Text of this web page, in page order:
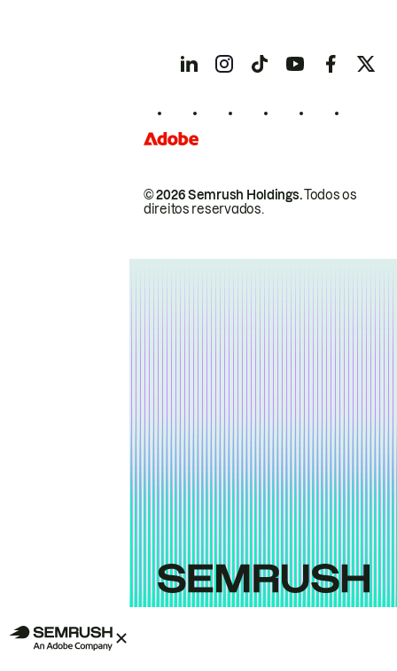
© 2026 Semrush Holdings.Todos os
direitos reservados.